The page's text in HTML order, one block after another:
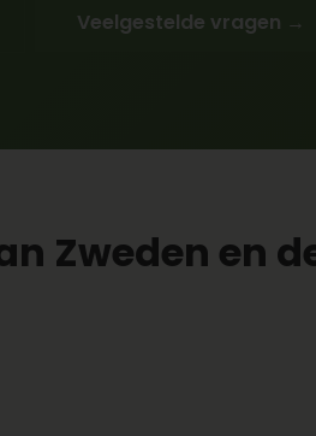
Veelgestelde vragen →
Zweden en